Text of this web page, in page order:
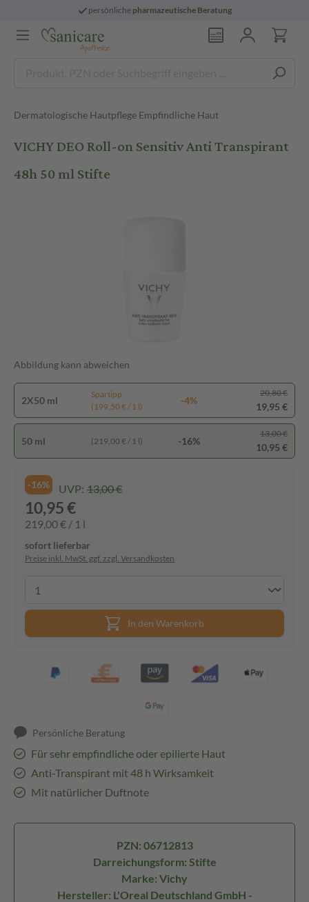
persönliche pharmazeutische Beratung
Dermatologische Hautpflege Empfindliche Haut
VICHY DEO Roll-on Sensitiv Anti Transpirant
48h 50 ml Stifte
Abbildung kann abweichen
2X50 ml
Spartipp
(199,50 € / 1 l)
-4%
20,80 €
19,95 €
50 ml (219,00 € / 1 l) -16%
13,00 €
10,95 €
-16% UVP: 13,00 €
10,95 €
219,00 € / 1 l
sofort lieferbar
Preise inkl. MwSt. ggf. zzgl. Versandkosten
In den Warenkorb
Persönliche Beratung
Für sehr empfindliche oder epilierte Haut
Anti-Transpirant mit 48 h Wirksamkeit
Mit natürlicher Duftnote
PZN: 06712813
Darreichungsform: Stifte
Marke: Vichy
Hersteller: L'Oreal Deutschland GmbH -